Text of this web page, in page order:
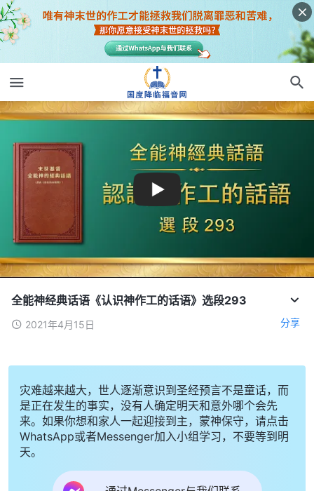
全能神经典话语《认识神作工的话语》选段293
2021年4月15日 分享
灾难越来越大，世人逐渐意识到圣经预言不是童话，而
是正在发生的事实，没有人确定明天和意外哪个会先
来。如果你想和家人一起迎接到主，蒙神保守，请点击
WhatsApp或者Messenger加入小组学习，不要等到明
天。